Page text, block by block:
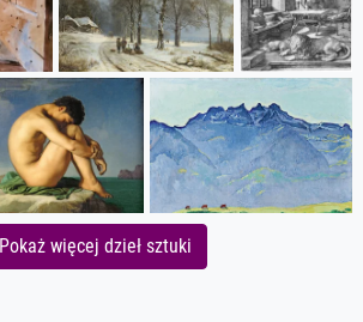
Pokaż więcej dzieł sztuki